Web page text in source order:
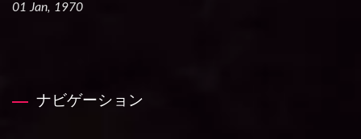
01 Jan, 1970
ナビゲーション